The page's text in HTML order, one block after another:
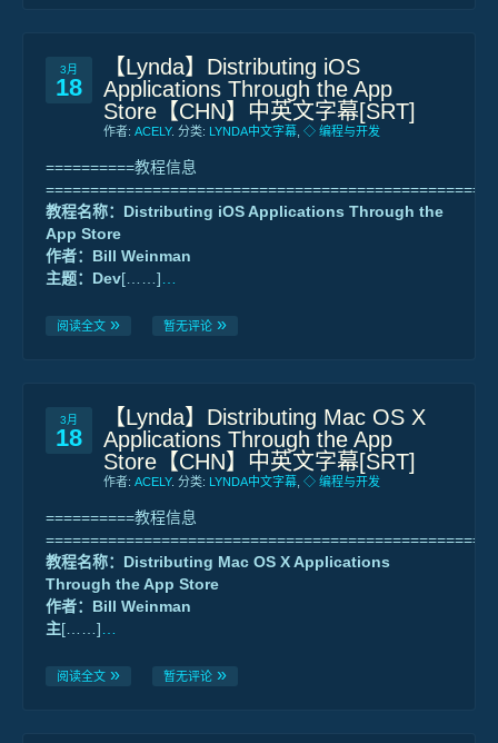
3月
18
【Lynda】Distributing iOS
Applications Through the App
Store【CHN】中英文字幕[SRT]
作者: ACELY. 分类: LYNDA中文字幕 ◇ 编程与开发
==========教程信息
教程名称：Distributing iOS Applications Through the
App Store
作者：Bill Weinman
主题：Dev[……]
阅读全文 暂无评论
3月
18
【Lynda】Distributing Mac OS X
Applications Through the App
Store【CHN】中英文字幕[SRT]
作者: ACELY. 分类: LYNDA中文字幕 ◇ 编程与开发
==========教程信息
教程名称：Distributing Mac OS X Applications
Through the App Store
作者：Bill Weinman
主[……]
阅读全文 暂无评论